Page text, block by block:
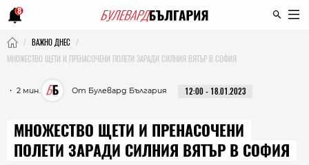
8
ВАЖНО ДНЕС
МНОЖЕСТВО ЩЕТИ И ПРЕНАСОЧЕНИ ПОЛЕТИ ЗАРАДИ СИЛНИЯ ВЯТЪР В СОФИЯ
・ 2 мин. От Булевард България 12:00 - 18.01.2023
МНОЖЕСТВО ЩЕТИ И ПРЕНАСОЧЕНИ
ПОЛЕТИ ЗАРАДИ СИЛНИЯ ВЯТЪР В СОФИЯ